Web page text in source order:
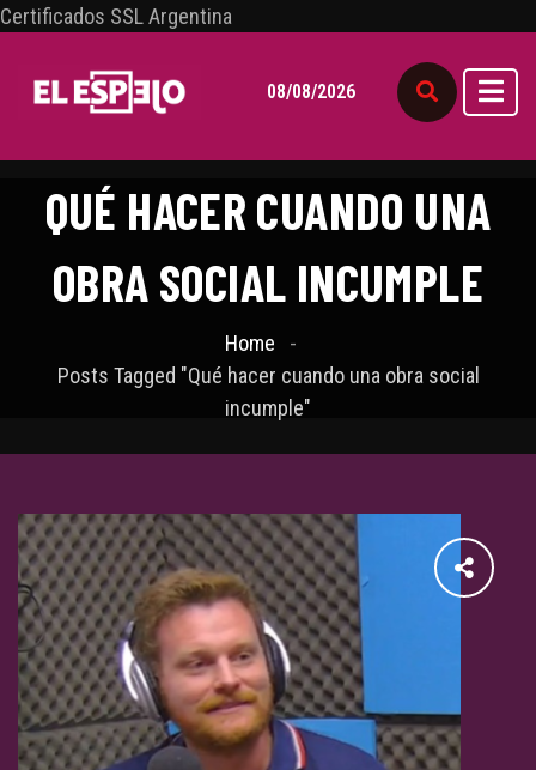
Certificados SSL Argentina
08/08/2026
QUÉ HACER CUANDO UNA
OBRA SOCIAL INCUMPLE
Home
Posts Tagged "Qué hacer cuando una obra social
incumple"